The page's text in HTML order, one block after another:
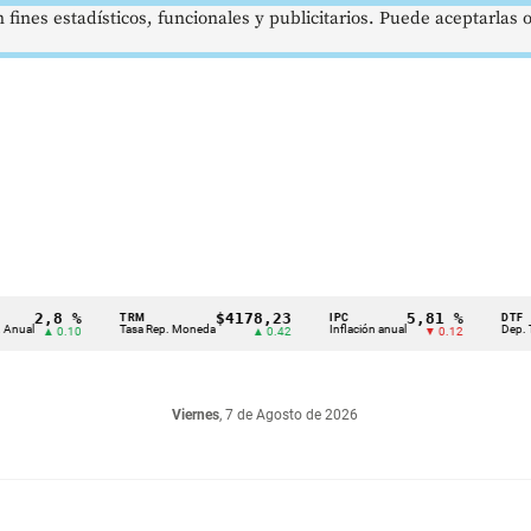
%
0.10
TRM
Tasa Rep. Moneda
$4178,23
▲ 0.42
IPC
Inflación anual
5,81 %
▼ 0.12
DTF
Dep. Término
Viernes, 7 de Agosto de 2026
estadísticos, funcionales y publicitarios. Puede aceptarlas